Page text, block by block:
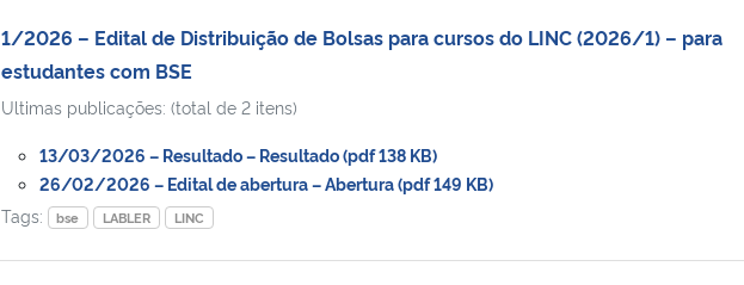
1/2026 – Edital de Distribuição de Bolsas para cursos do LINC (2026/1) – para
estudantes com BSE
Ultimas publicações: (total de 2 itens)
13/03/2026 – Resultado – Resultado (pdf 138 KB)
26/02/2026 – Edital de abertura – Abertura (pdf 149 KB)
Tags:
bse LABLER LINC